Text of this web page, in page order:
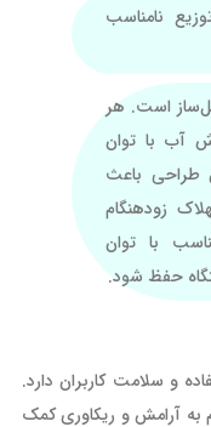
نامناسب
است. هر
آب با توان
طراحی باعث
زودهنگام
با توان
حفظ شود.
و سلامت کاربران دارد.
به آرامش و ریکاوری کمک